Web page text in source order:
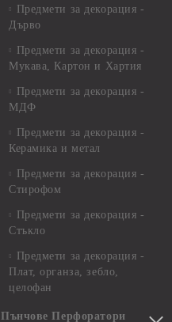
Предмети за декорация -
Дърво
Предмети за декорация -
Мукава, Картон и Хартия
Предмети за декорация -
МДФ
Предмети за декорация -
Керамика и метал
Предмети за декорация -
Стирофом
Предмети за декорация -
Стъкло
Предмети за декорация -
Плат, органза, зебло,
целофан
Пънчове Перфоратори